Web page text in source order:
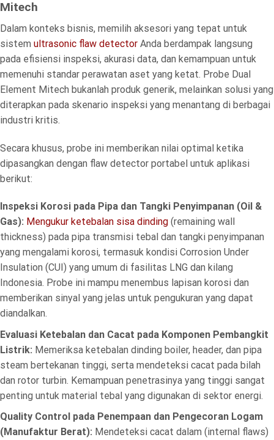
Mitech
Dalam konteks bisnis, memilih aksesori yang tepat untuk
sistem ultrasonic flaw detector Anda berdampak langsung
pada efisiensi inspeksi, akurasi data, dan kemampuan untuk
memenuhi standar perawatan aset yang ketat. Probe Dual
Element Mitech bukanlah produk generik, melainkan solusi yang
diterapkan pada skenario inspeksi yang menantang di berbagai
industri kritis.
Secara khusus, probe ini memberikan nilai optimal ketika
dipasangkan dengan flaw detector portabel untuk aplikasi
berikut:
Inspeksi Korosi pada Pipa dan Tangki Penyimpanan (Oil &
Gas): Mengukur ketebalan sisa dinding (remaining wall
thickness) pada pipa transmisi tebal dan tangki penyimpanan
yang mengalami korosi, termasuk kondisi Corrosion Under
Insulation (CUI) yang umum di fasilitas LNG dan kilang
Indonesia. Probe ini mampu menembus lapisan korosi dan
memberikan sinyal yang jelas untuk pengukuran yang dapat
diandalkan.
Evaluasi Ketebalan dan Cacat pada Komponen Pembangkit
Listrik: Memeriksa ketebalan dinding boiler, header, dan pipa
steam bertekanan tinggi, serta mendeteksi cacat pada bilah
dan rotor turbin. Kemampuan penetrasinya yang tinggi sangat
penting untuk material tebal yang digunakan di sektor energi.
Quality Control pada Penempaan dan Pengecoran Logam
(Manufaktur Berat): Mendeteksi cacat dalam (internal flaws)